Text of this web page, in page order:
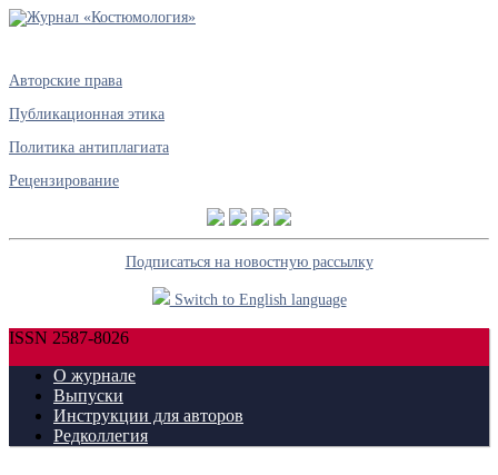
Авторские права
Публикационная этика
Политика антиплагиата
Рецензирование
Подписаться на новостную рассылку
Switch to English language
ISSN 2587-8026
О журнале
Выпуски
Инструкции для авторов
Редколлегия